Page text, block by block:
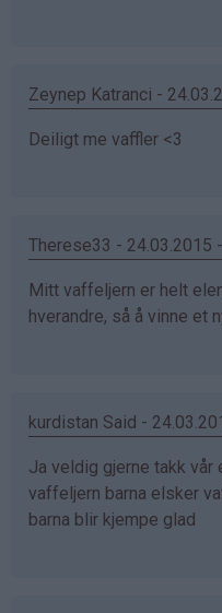
Zeynep Katranci -
Deiligt me vaffler <3
Therese33 - 24.03.2015
Mitt vaffeljern er helt
hverandre, så å vinne et
kurdistan Said -
Ja veldig gjerne takk vår
vaffeljern barna elsker
barna blir kjempe glad